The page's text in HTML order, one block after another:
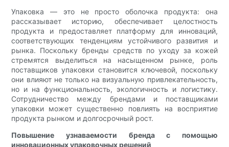
Упаковка — это не просто оболочка продукта: она
рассказывает историю, обеспечивает целостность
продукта и предоставляет платформу для инноваций,
соответствующих тенденциям устойчивого развития и
рынка. Поскольку бренды средств по уходу за кожей
стремятся выделиться на насыщенном рынке, роль
поставщиков упаковки становится ключевой, поскольку
они влияют не только на визуальную привлекательность,
но и на функциональность, экологичность и логистику.
Сотрудничество между брендами и поставщиками
упаковки может существенно повлиять на восприятие
продукта рынком и долгосрочный рост.
Повышение узнаваемости бренда с помощью
инновационных упаковочных решений